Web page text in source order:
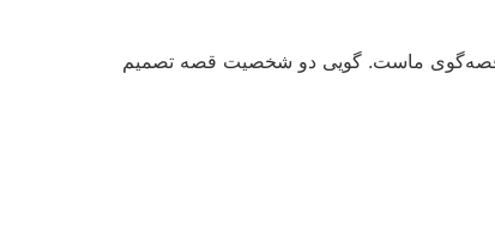
قصه‌گوی ماست. گویی دو شخصیت قصه تصمیم